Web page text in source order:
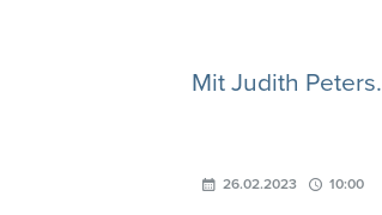
Mit Judith Peters.
26.02.2023 10:00